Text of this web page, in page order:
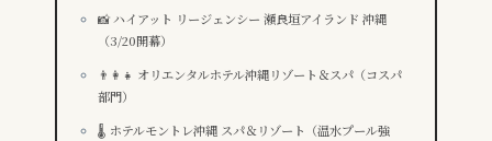
📸 ハイアット リージェンシー 瀬良垣アイランド 沖縄
（3/20開幕）
👨‍👩‍👧 オリエンタルホテル沖縄リゾート＆スパ（コスパ
部門）
🌡️ ホテルモントレ沖縄 スパ＆リゾート（温水プール強